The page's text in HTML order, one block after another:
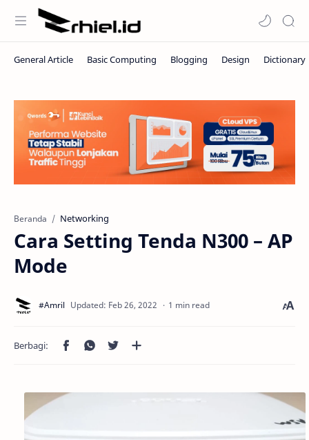
Beranda Networking
Cara Setting Tenda N300 – AP
Mode
1 min read